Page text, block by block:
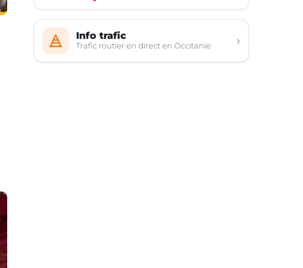
Info trafic
Trafic routier en direct en Occitanie ›